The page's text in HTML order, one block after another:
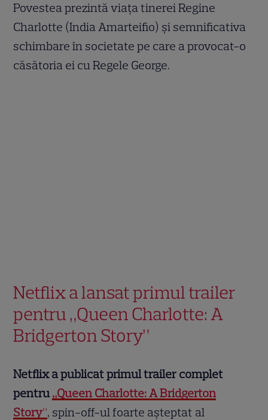
Povestea prezintă viața tinerei Regine
Charlotte (India Amarteifio) și semnificativa
schimbare în societate pe care a provocat-o
căsătoria ei cu Regele George.
Netflix a lansat primul trailer
pentru „Queen Charlotte: A
Bridgerton Story”
Netflix a publicat primul trailer complet
pentru „Queen Charlotte: A Bridgerton
Story”, spin-off-ul foarte așteptat al